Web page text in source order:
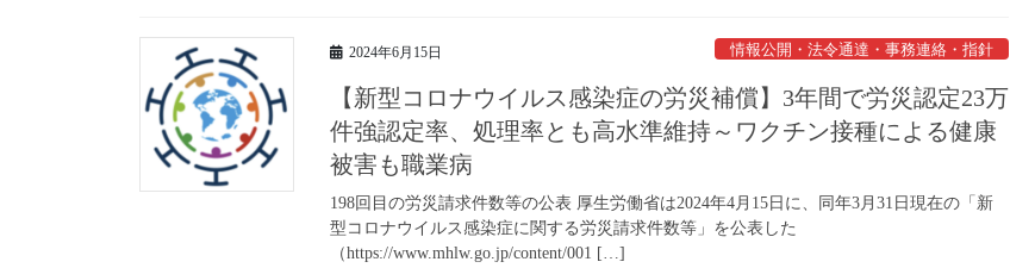
2024年6月15日 情報公開・法令通達・事務連絡・指針
【新型コロナウイルス感染症の労災補償】3年間で労災認定23万
件強認定率、処理率とも高水準維持～ワクチン接種による健康
被害も職業病
198回目の労災請求件数等の公表 厚生労働省は2024年4月15日に、同年3月31日現在の「新
型コロナウイルス感染症に関する労災請求件数等」を公表した
（https://www.mhlw.go.jp/content/001 […]